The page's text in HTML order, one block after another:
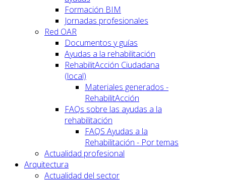
Formación BIM
Jornadas profesionales
Red OAR
Documentos y guías
Ayudas a la rehabilitación
RehabilitAcción Ciudadana
(local)
Materiales generados -
RehabilitAcción
FAQs sobre las ayudas a la
rehabilitación
FAQS Ayudas a la
Rehabilitación - Por temas
Actualidad profesional
Arquitectura
Actualidad del sector